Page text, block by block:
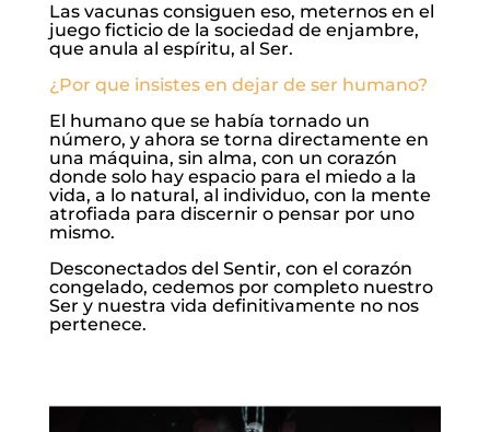
Las vacunas consiguen eso, meternos en el
juego ficticio de la sociedad de enjambre,
que anula al espíritu, al Ser.
¿Por que insistes en dejar de ser humano?
El humano que se había tornado un
número, y ahora se torna directamente en
una máquina, sin alma, con un corazón
donde solo hay espacio para el miedo a la
vida, a lo natural, al individuo, con la mente
atrofiada para discernir o pensar por uno
mismo.
Desconectados del Sentir, con el corazón
congelado, cedemos por completo nuestro
Ser y nuestra vida definitivamente no nos
pertenece.